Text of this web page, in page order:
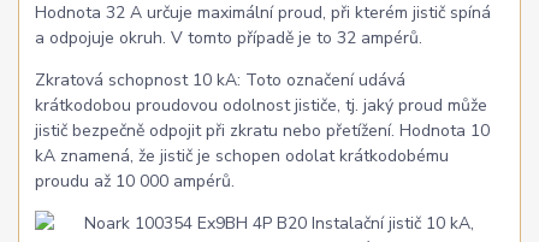
Hodnota 32 A určuje maximální proud, při kterém jistič spíná
a odpojuje okruh. V tomto případě je to 32 ampérů.
Zkratová schopnost 10 kA: Toto označení udává
krátkodobou proudovou odolnost jističe, tj. jaký proud může
jistič bezpečně odpojit při zkratu nebo přetížení. Hodnota 10
kA znamená, že jistič je schopen odolat krátkodobému
proudu až 10 000 ampérů.